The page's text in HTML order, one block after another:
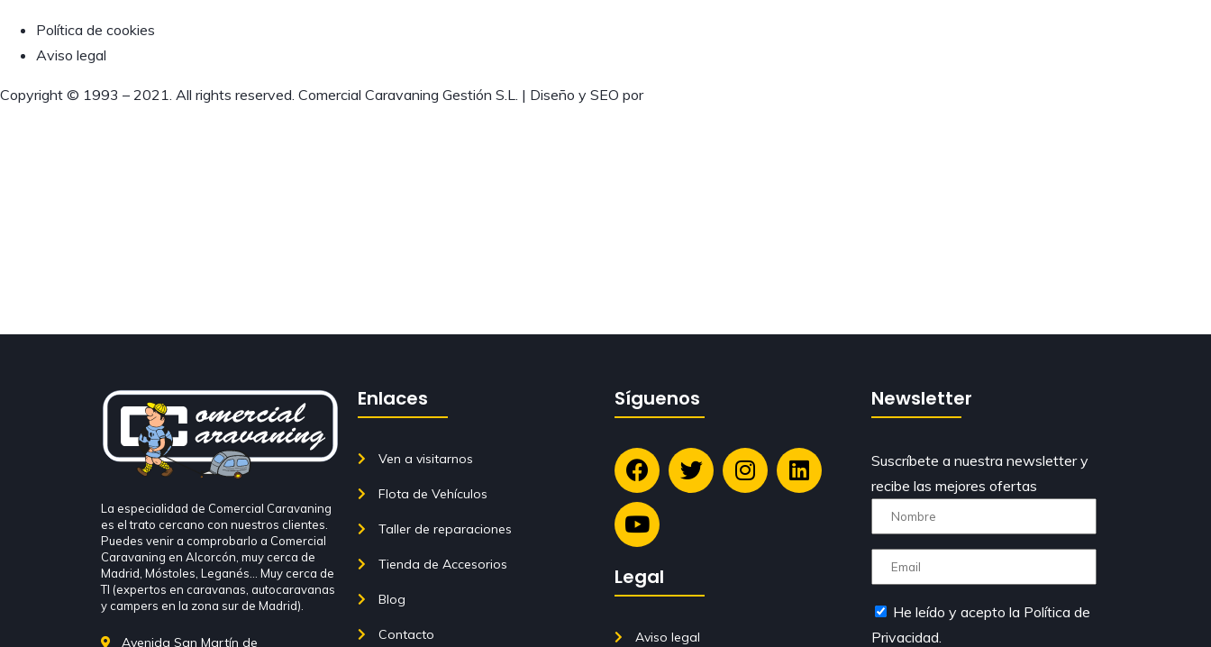
Política de cookies
Aviso legal
Copyright © 1993 – 2021. All rights reserved. Comercial Caravaning Gestión S.L. | Diseño y SEO por
La especialidad de Comercial Caravaning
es el trato cercano con nuestros clientes.
Puedes venir a comprobarlo a Comercial
Caravaning en Alcorcón, muy cerca de
Madrid, Móstoles, Leganés… Muy cerca de
TI (expertos en caravanas, autocaravanas
y campers en la zona sur de Madrid).
Avenida San Martín de
Enlaces
Ven a visitarnos
Flota de Vehículos
Taller de reparaciones
Tienda de Accesorios
Blog
Contacto
Síguenos
Legal
Aviso legal
Newsletter
Suscríbete a nuestra newsletter y
recibe las mejores ofertas
He leído y acepto la Política de
Privacidad.